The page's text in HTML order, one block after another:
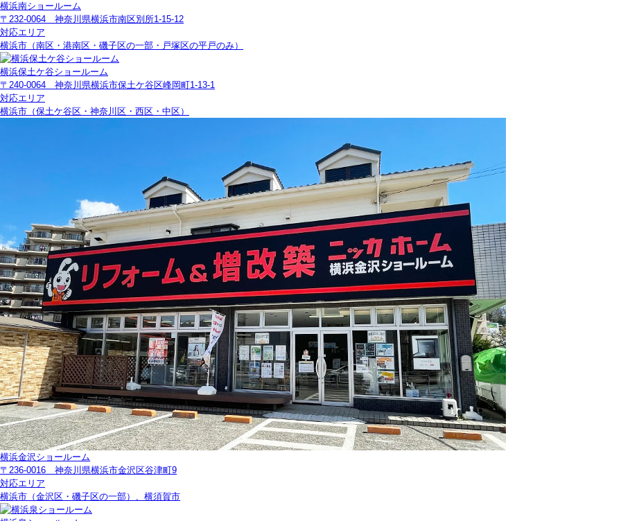
横浜南ショールーム
〒232-0064 神奈川県横浜市南区別所1-15-12
対応エリア
横浜市（南区・港南区・磯子区の一部・戸塚区の平戸のみ）
横浜保土ケ谷ショールーム
〒240-0064 神奈川県横浜市保土ケ谷区峰岡町1-13-1
対応エリア
横浜市（保土ケ谷区・神奈川区・西区・中区）
横浜金沢ショールーム
〒236-0016 神奈川県横浜市金沢区谷津町9
対応エリア
横浜市（金沢区・磯子区の一部）、横須賀市